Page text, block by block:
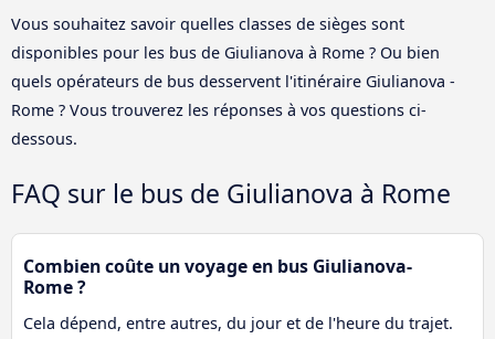
Vous souhaitez savoir quelles classes de sièges sont
disponibles pour les bus de Giulianova à Rome ? Ou bien
quels opérateurs de bus desservent l'itinéraire Giulianova -
Rome ? Vous trouverez les réponses à vos questions ci-
dessous.
FAQ sur le bus de Giulianova à Rome
Combien coûte un voyage en bus Giulianova-
Rome ?
Cela dépend, entre autres, du jour et de l'heure du trajet.